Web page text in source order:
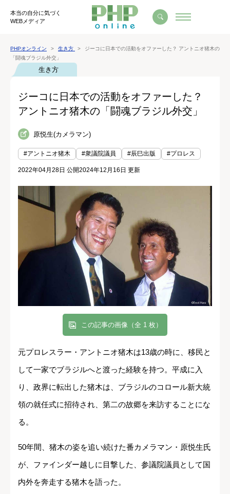
本当の自分に気づく
WEBメディア
PHPオンライン 生き方
ジーコに日本での活動をオファーした？ アントニオ猪木の
「闘魂ブラジル外交」
生き方
ジーコに日本での活動をオファーした？
アントニオ猪木の「闘魂ブラジル外交」
原悦生(カメラマン)
#アントニオ猪木 #衆議院議員 #辰巳出版 #プロレス
2022年04月28日 公開2024年12月16日 更新
この記事の画像（全 1 枚）
元プロレスラー・アントニオ猪木は13歳の時に、移民と
して一家でブラジルへと渡った経験を持つ。平成に入
り、政界に転出した猪木は、ブラジルのコロール新大統
領の就任式に招待され、第二の故郷を来訪することにな
る。
50年間、猪木の姿を追い続けた番カメラマン・原悦生氏
が、ファインダー越しに目撃した、参議院議員として国
内外を奔走する猪木を語った。